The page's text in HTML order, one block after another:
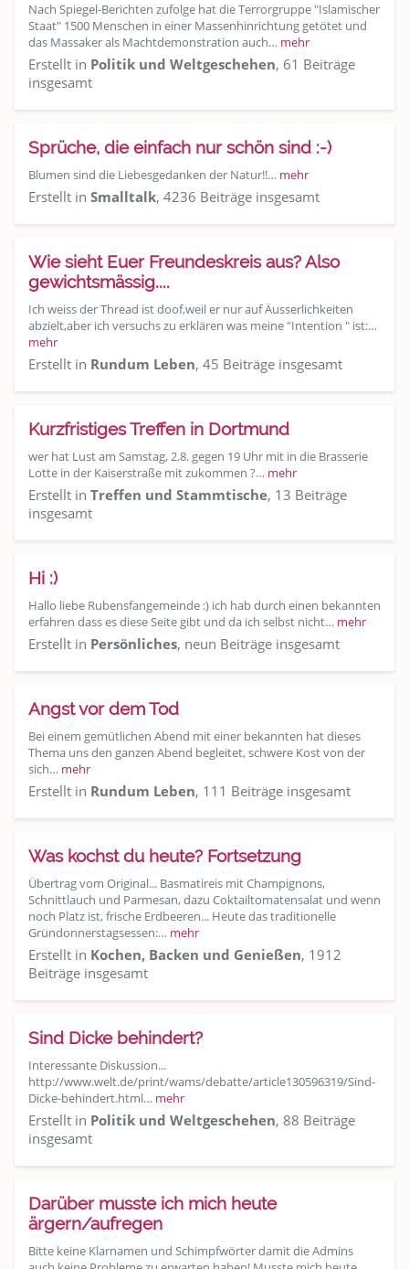
Nach Spiegel-Berichten zufolge hat die Terrorgruppe "Islamischer
Staat" 1500 Menschen in einer Massenhinrichtung getötet und
das Massaker als Machtdemonstration auch… mehr
Erstellt in Politik und Weltgeschehen, 61 Beiträge
insgesamt
Sprüche, die einfach nur schön sind :-)
Blumen sind die Liebesgedanken der Natur!!… mehr
Erstellt in Smalltalk, 4236 Beiträge insgesamt
Wie sieht Euer Freundeskreis aus? Also
gewichtsmässig....
Ich weiss der Thread ist doof,weil er nur auf Äusserlichkeiten
abzielt,aber ich versuchs zu erklären was meine "Intention " ist:…
mehr
Erstellt in Rundum Leben, 45 Beiträge insgesamt
Kurzfristiges Treffen in Dortmund
wer hat Lust am Samstag, 2.8. gegen 19 Uhr mit in die Brasserie
Lotte in der Kaiserstraße mit zukommen ?… mehr
Erstellt in Treffen und Stammtische, 13 Beiträge
insgesamt
Hi :)
Hallo liebe Rubensfangemeinde :) ich hab durch einen bekannten
erfahren dass es diese Seite gibt und da ich selbst nicht… mehr
Erstellt in Persönliches, neun Beiträge insgesamt
Angst vor dem Tod
Bei einem gemütlichen Abend mit einer bekannten hat dieses
Thema uns den ganzen Abend begleitet, schwere Kost von der
sich… mehr
Erstellt in Rundum Leben, 111 Beiträge insgesamt
Was kochst du heute? Fortsetzung
Übertrag vom Original... Basmatireis mit Champignons,
Schnittlauch und Parmesan, dazu Coktailtomatensalat und wenn
noch Platz ist, frische Erdbeeren... Heute das traditionelle
Gründonnerstagsessen:… mehr
Erstellt in Kochen, Backen und Genießen, 1912
Beiträge insgesamt
Sind Dicke behindert?
Interessante Diskussion...
http://www.welt.de/print/wams/debatte/article130596319/Sind-
Dicke-behindert.html… mehr
Erstellt in Politik und Weltgeschehen, 88 Beiträge
insgesamt
Darüber musste ich mich heute
ärgern/aufregen
Bitte keine Klarnamen und Schimpfwörter damit die Admins